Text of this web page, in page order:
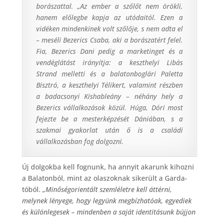
borászattal. „Az ember a szőlőt nem örökli,
hanem előlegbe kapja az utódaitól. Ezen a
vidéken mindenkinek volt szőlője, s nem adta el
– meséli Bezerics Csaba, aki a borászatért felel.
Fia, Bezerics Dani pedig a marketinget és a
vendéglátást irányítja: a keszthelyi Libás
Strand melletti és a balatonboglári Paletta
Bisztró, a keszthelyi Télikert, valamint részben
a badacsonyi Kishableány – néhány hely a
Bezerics vállalkozások közül. Húga, Dóri most
fejezte be a mesterképzését Dániában, s a
szakmai gyakorlat után ő is a családi
vállalkozásban fog dolgozni.
Új dolgokba kell fognunk, ha annyit akarunk kihozni
a Balatonból, mint az olaszoknak sikerült a Garda-
tóból. „Minőségorientált szemléletre kell áttérni,
melynek lényege, hogy legyünk megbízhatóak, egyediek
és különlegesek – mindenben a saját identitásunk bújjon